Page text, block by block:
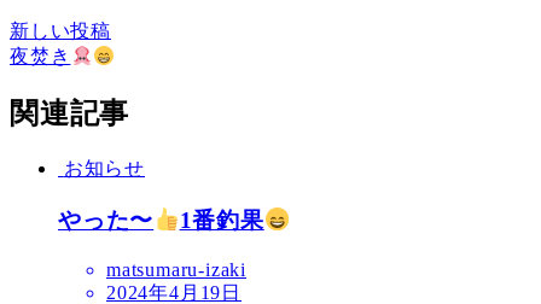
新しい投稿
夜焚き
関連記事
お知らせ
やった〜 1番釣果
matsumaru-izaki
2024年4月19日